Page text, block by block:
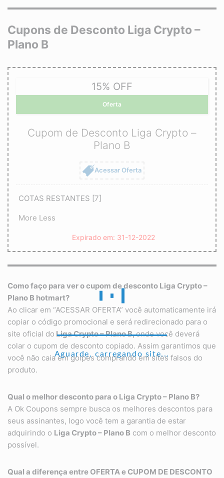
Aguarde, carregando site...
Cupons de Desconto Liga Crypto –
Plano B
15% OFF
Oferta
Cupom de Desconto Liga Crypto –
Plano B
Acessar Oferta
COTAS RESTANTES [7]
More Less
Expirado em: 31-12-2022
Como faço para ver o cupom de desconto Liga Crypto –
Plano B hotmart?
Ao clicar em “ACESSAR OFERTA” você automaticamente irá
copiar o código promocional e será redirecionado para o
site oficial do Liga Crypto – Plano B,onde você deverá
colar o cupom de desconto copiado. Assim garantimos que
você não caia em golpes comprando em sites falsos do
produto.
Qual o melhor desconto para o Liga Crypto – Plano B?
A Ok Coupons sempre busca os melhores descontos para
seus assinantes, logo você tem a garantia de estar
adquirindo o Liga Crypto – Plano B com o melhor desconto
possível.
Qual a diferença entre OFERTA e CUPOM DE DESCONTO